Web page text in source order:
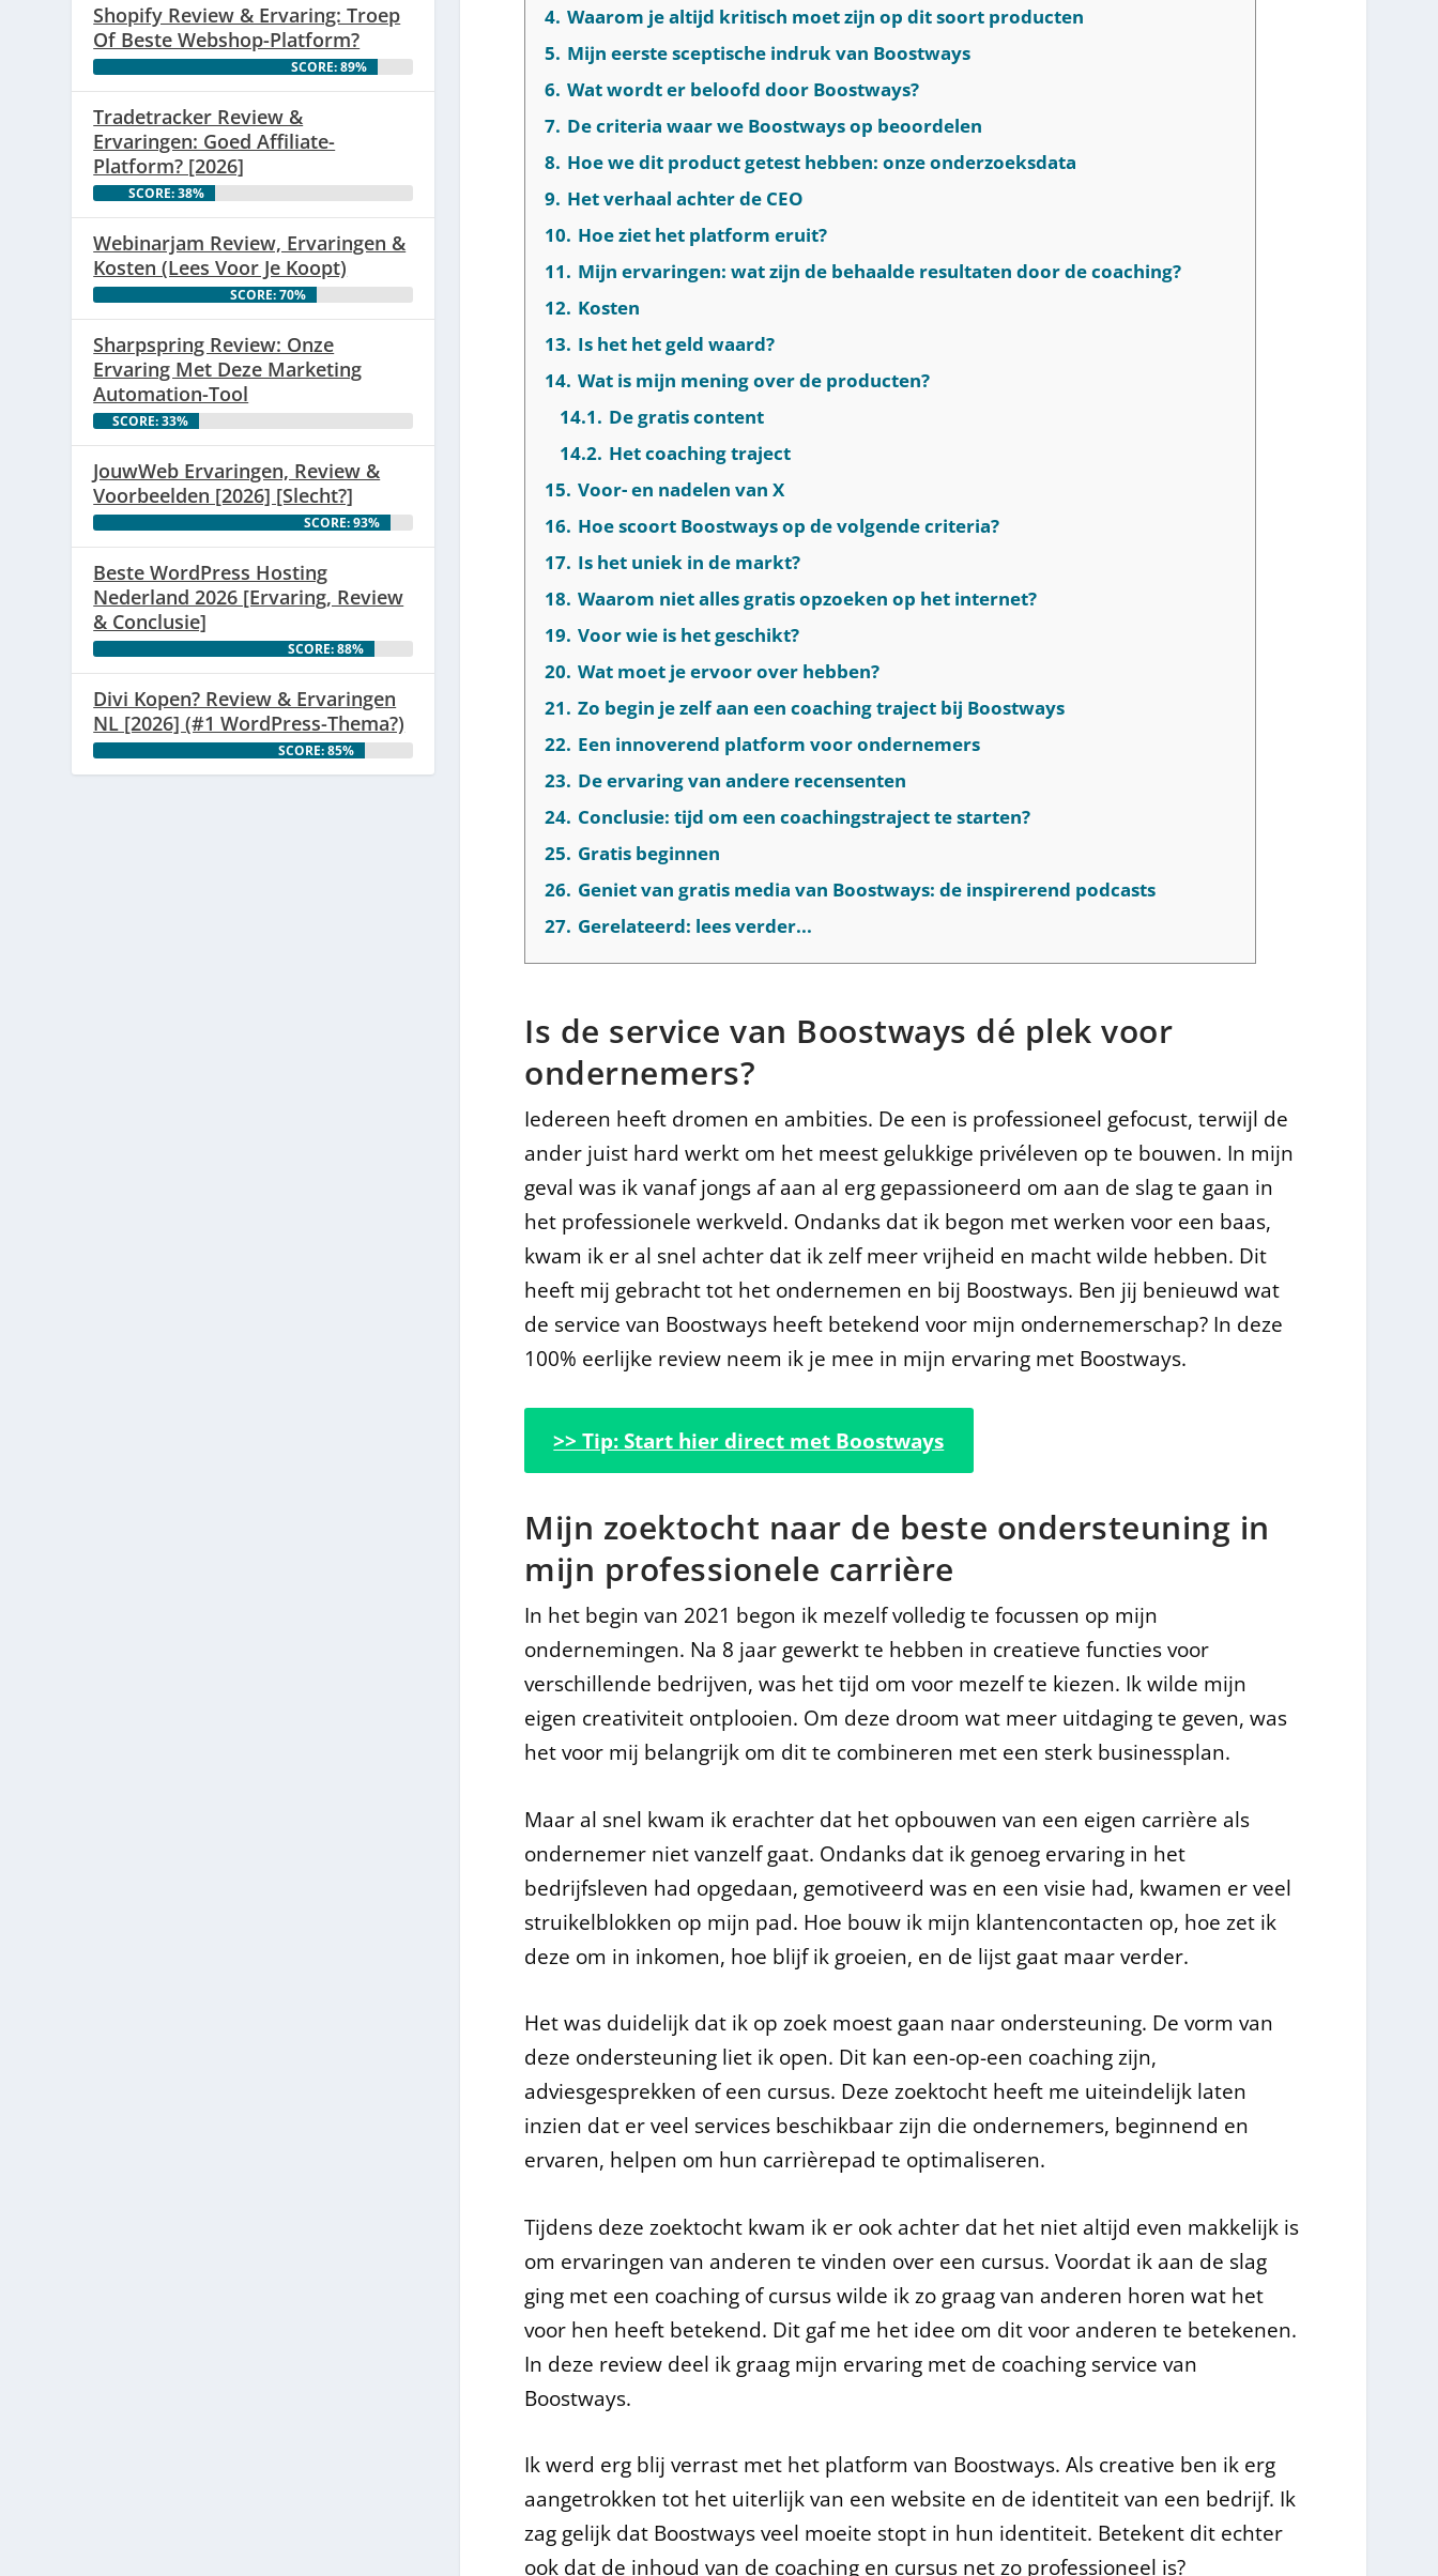
4. Waarom je altijd kritisch moet zijn op dit soort producten
5. Mijn eerste sceptische indruk van Boostways
6. Wat wordt er beloofd door Boostways?
7. De criteria waar we Boostways op beoordelen
8. Hoe we dit product getest hebben: onze onderzoeksdata
9. Het verhaal achter de CEO
10. Hoe ziet het platform eruit?
11. Mijn ervaringen: wat zijn de behaalde resultaten door de coaching?
12. Kosten
13. Is het het geld waard?
14. Wat is mijn mening over de producten?
14.1. De gratis content
14.2. Het coaching traject
15. Voor- en nadelen van X
16. Hoe scoort Boostways op de volgende criteria?
17. Is het uniek in de markt?
18. Waarom niet alles gratis opzoeken op het internet?
19. Voor wie is het geschikt?
20. Wat moet je ervoor over hebben?
21. Zo begin je zelf aan een coaching traject bij Boostways
22. Een innoverend platform voor ondernemers
23. De ervaring van andere recensenten
24. Conclusie: tijd om een coachingstraject te starten?
25. Gratis beginnen
26. Geniet van gratis media van Boostways: de inspirerend podcasts
27. Gerelateerd: lees verder...
Is de service van Boostways dé plek voor
ondernemers?
Iedereen heeft dromen en ambities. De een is professioneel gefocust, terwijl de
ander juist hard werkt om het meest gelukkige privéleven op te bouwen. In mijn
geval was ik vanaf jongs af aan al erg gepassioneerd om aan de slag te gaan in
het professionele werkveld. Ondanks dat ik begon met werken voor een baas,
kwam ik er al snel achter dat ik zelf meer vrijheid en macht wilde hebben. Dit
heeft mij gebracht tot het ondernemen en bij Boostways. Ben jij benieuwd wat
de service van Boostways heeft betekend voor mijn ondernemerschap? In deze
100% eerlijke review neem ik je mee in mijn ervaring met Boostways.
>> Tip: Start hier direct met Boostways
Mijn zoektocht naar de beste ondersteuning in
mijn professionele carrière
In het begin van 2021 begon ik mezelf volledig te focussen op mijn
ondernemingen. Na 8 jaar gewerkt te hebben in creatieve functies voor
verschillende bedrijven, was het tijd om voor mezelf te kiezen. Ik wilde mijn
eigen creativiteit ontplooien. Om deze droom wat meer uitdaging te geven, was
het voor mij belangrijk om dit te combineren met een sterk businessplan.
Maar al snel kwam ik erachter dat het opbouwen van een eigen carrière als
ondernemer niet vanzelf gaat. Ondanks dat ik genoeg ervaring in het
bedrijfsleven had opgedaan, gemotiveerd was en een visie had, kwamen er veel
struikelblokken op mijn pad. Hoe bouw ik mijn klantencontacten op, hoe zet ik
deze om in inkomen, hoe blijf ik groeien, en de lijst gaat maar verder.
Het was duidelijk dat ik op zoek moest gaan naar ondersteuning. De vorm van
deze ondersteuning liet ik open. Dit kan een-op-een coaching zijn,
adviesgesprekken of een cursus. Deze zoektocht heeft me uiteindelijk laten
inzien dat er veel services beschikbaar zijn die ondernemers, beginnend en
ervaren, helpen om hun carrièrepad te optimaliseren.
Tijdens deze zoektocht kwam ik er ook achter dat het niet altijd even makkelijk is
om ervaringen van anderen te vinden over een cursus. Voordat ik aan de slag
ging met een coaching of cursus wilde ik zo graag van anderen horen wat het
voor hen heeft betekend. Dit gaf me het idee om dit voor anderen te betekenen.
In deze review deel ik graag mijn ervaring met de coaching service van
Boostways.
Ik werd erg blij verrast met het platform van Boostways. Als creative ben ik erg
aangetrokken tot het uiterlijk van een website en de identiteit van een bedrijf. Ik
zag gelijk dat Boostways veel moeite stopt in hun identiteit. Betekent dit echter
ook dat de inhoud van de coaching en cursus net zo professioneel is?
Shopify Review & Ervaring: Troep
Of Beste Webshop-Platform?
SCORE: 89%
Tradetracker Review &
Ervaringen: Goed Affiliate-
Platform? [2026]
SCORE: 38%
Webinarjam Review, Ervaringen &
Kosten (Lees Voor Je Koopt)
SCORE: 70%
Sharpspring Review: Onze
Ervaring Met Deze Marketing
Automation-Tool
SCORE: 33%
JouwWeb Ervaringen, Review &
Voorbeelden [2026] [Slecht?]
SCORE: 93%
Beste WordPress Hosting
Nederland 2026 [Ervaring, Review
& Conclusie]
SCORE: 88%
Divi Kopen? Review & Ervaringen
NL [2026] (#1 WordPress-Thema?)
SCORE: 85%